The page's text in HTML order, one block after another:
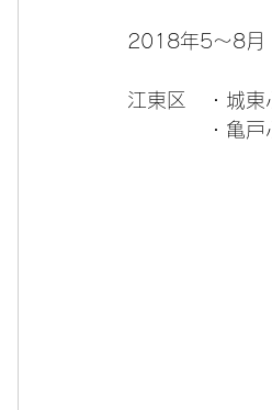
2018年5～8月
江東区　・城東
・亀戸ふれ